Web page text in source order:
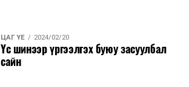
ЦАГ ҮЕ 2024/02/20
Үс шинээр үргээлгэх буюу засуулбал
сайн